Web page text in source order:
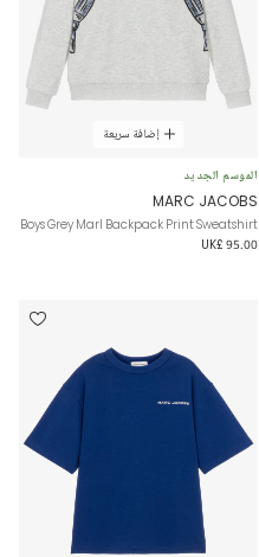
إضافة سريعة
الموسم الجديد
MARC JACOBS
Boys Grey Marl Backpack Print Sweatshirt
UK£ 95.00